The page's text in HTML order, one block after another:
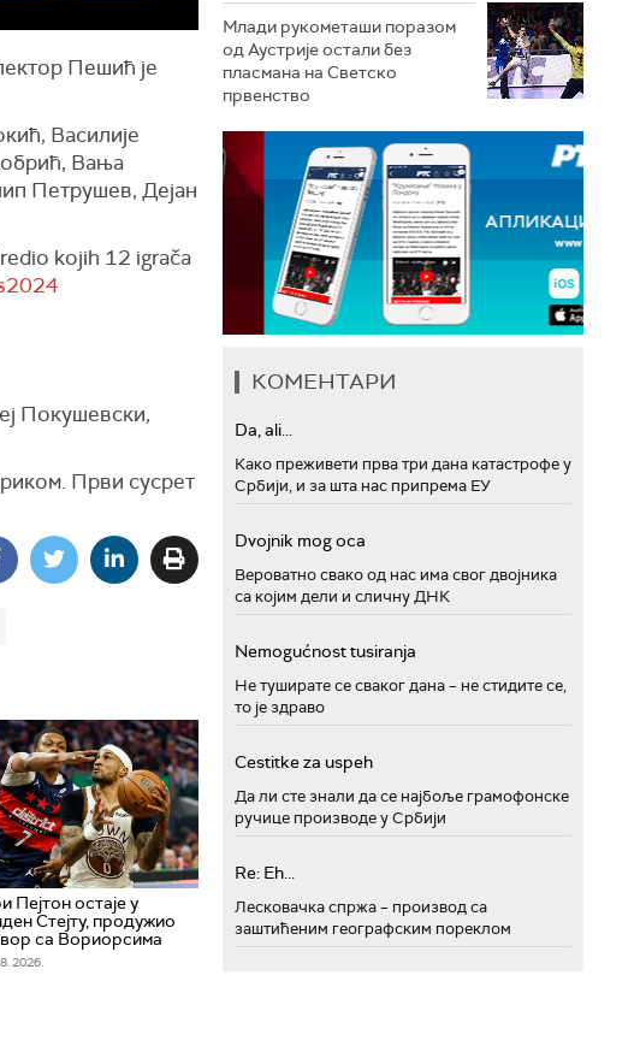
Пешић је
Василије
Вања
Петрушев, Дејан
kojih 12 igrača
Покушевски,
Први сусрет
Пејтон остаје у
Стејту, продужио
са Вориорсима
2026.
Млади рукометаши поразом
од Аустрије остали без
пласмана на Светско
првенство
КОМЕНТАРИ
Da, ali...
Како преживети прва три дана катастрофе у
Србији, и за шта нас припрема ЕУ
Dvojnik mog oca
Вероватно свако од нас има свог двојника
са којим дели и сличну ДНК
Nemogućnost tusiranja
Не туширате се сваког дана – не стидите се,
то је здраво
Cestitke za uspeh
Да ли сте знали да се најбоље грамофонске
ручице производе у Србији
Re: Eh...
Лесковачка спржа – производ са
заштићеним географским пореклом